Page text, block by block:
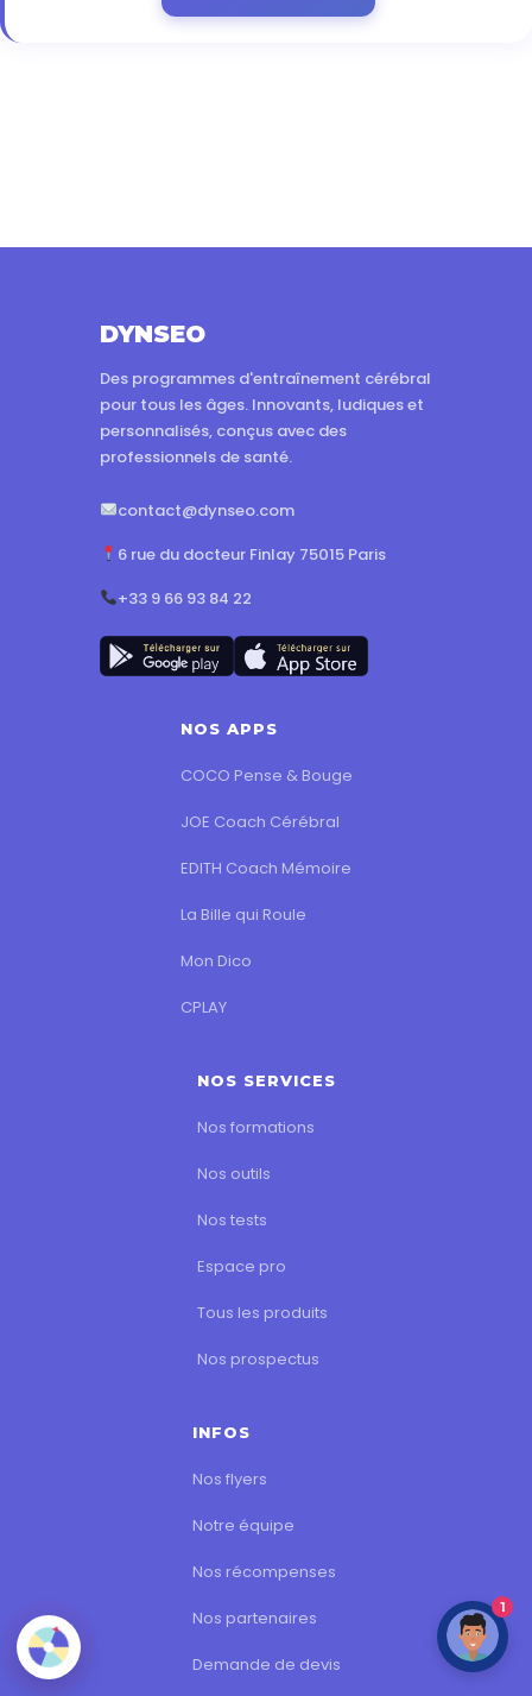
DYNSEO
Des programmes d'entraînement cérébral
pour tous les âges. Innovants, ludiques et
personnalisés, conçus avec des
professionnels de santé.
contact@dynseo.com
6 rue du docteur Finlay 75015 Paris
+33 9 66 93 84 22
NOS APPS
COCO Pense & Bouge
JOE Coach Cérébral
EDITH Coach Mémoire
La Bille qui Roule
Mon Dico
CPLAY
NOS SERVICES
Nos formations
Nos outils
Nos tests
Espace pro
Tous les produits
Nos prospectus
INFOS
Nos flyers
Notre équipe
Nos récompenses
Nos partenaires
Demande de devis
1